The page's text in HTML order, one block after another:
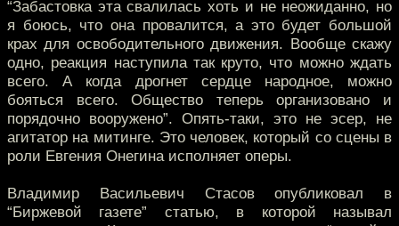
“Забастовка эта свалилась хоть и не неожиданно, но
я боюсь, что она провалится, а это будет большой
крах для освободительного движения. Вообще скажу
одно, реакция наступила так круто, что можно ждать
всего. А когда дрогнет сердце народное, можно
бояться всего. Общество теперь организовано и
порядочно вооружено”. Опять-таки, это не эсер, не
агитатор на митинге. Это человек, который со сцены в
роли Евгения Онегина исполняет оперы.
Владимир Васильевич Стасов опубликовал в
“Биржевой газете” статью, в которой называл